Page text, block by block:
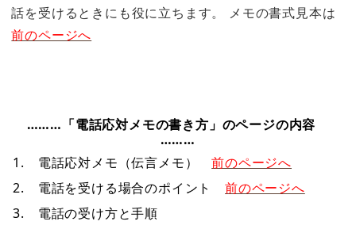
話を受けるときにも役に立ちます。 メモの書式見本は
前のページへ
………「電話応対メモの書き方」のページの内容
………
1. 電話応対メモ（伝言メモ）前のページへ
2. 電話を受ける場合のポイント 前のページへ
3. 電話の受け方と手順